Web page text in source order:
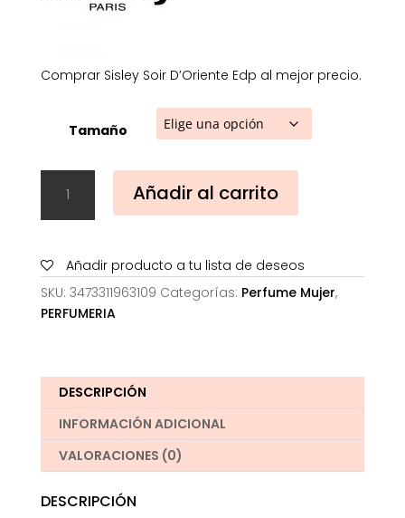
Comprar Sisley Soir D’Oriente Edp al mejor precio.
Tamaño
D'Oriente
cantidad
Añadir al carrito
Añadir producto a tu lista de deseos
SKU: 3473311963109 Categorías: Perfume Mujer,
PERFUMERIA
DESCRIPCIÓN
INFORMACIÓN ADICIONAL
VALORACIONES (0)
DESCRIPCIÓN